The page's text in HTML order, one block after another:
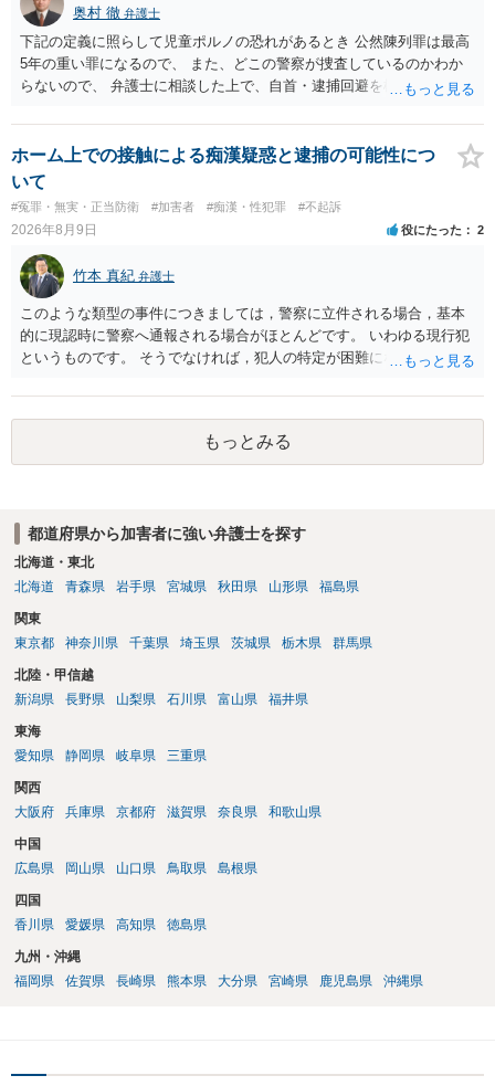
奥村 徹 弁護士
下記の定義に照らして児童ポルノの恐れがあるとき 公然陳列罪は最高
5年の重い罪になるので、 また、どこの警察が捜査しているのかわか
らないので、 弁護士に相談した上で、自首・逮捕回避を検討して下さ
童の性的な部位（性器等若しくはその周辺部、臀でん部又は胸部をい
う。）が露出され又は強調されているものであり、かつ、性欲を興奮
させ又は刺激するもの
ホーム上での接触による痴漢疑惑と逮捕の可能性につ
いて
#冤罪・無実・正当防衛 #加害者 #痴漢・性犯罪 #不起訴
2026年8月9日 役にたった 2
竹本 真紀 弁護士
このような類型の事件につきましては，警察に立件される場合，基本
的に現認時に警察へ通報される場合がほとんどです。 いわゆる現行犯
というものです。 そうでなければ，犯人の特定が困難になってしまい
（事件性）とともに，誰の行為かの判断がされる（犯人性）が必要な
のですが，現認時に警察が臨場できる場合以外は，基本的に犯人性を
特定することができません。もちろん，常習性が顕著で，既に前科を
有していて警察に把握されていれば別ですが，そのような方は，この
握されていることがありませんので，犯人性が特定されることはあり
ません。したがって，自分が犯人であるとされることはないのです。
ですから，相談者の場合は，大丈夫です。安心してください。それで
れば，酔っていて偶然の出来事か，意図的に偶然を装うように触った
のかは，わかります。触る瞬間ではなくて，触るまでの状況の方が重
要です。酔っていてふらついていたのであれば，そのときだけふらつ
くなるわけではありません。ですから，本件では，意図的だと疑われ
ることはないと思います。その雰囲気は，当たってしまった女性にも
伝わっていたのでしょう。ですから大丈夫です。なお，故意は，主観
人の話（故意を否認する話）が実際の状況と矛盾しないかだけの話で
す。 ②について 犯人性が特定できませんから，逮捕や呼出の可能性は
ないと思います。 ③について ②がないので，③はそもそもないことが
前提なので，期間も考えなくて大丈夫です。 というわけで，本件は大
をつけてくださいね。それが一番大事です。
もっとみる
都道府県から加害者に強い弁護士を探す
北海道・東北
北海道
青森県 岩手県 宮城県 秋田県 山形県 福島県
関東
東京都
神奈川県 千葉県 埼玉県 茨城県 栃木県 群馬県
北陸・甲信越
新潟県
長野県 山梨県 石川県 富山県 福井県
東海
愛知県
静岡県 岐阜県 三重県
関西
大阪府
兵庫県 京都府 滋賀県 奈良県 和歌山県
中国
広島県
岡山県 山口県 鳥取県 島根県
四国
香川県
愛媛県 高知県 徳島県
九州・沖縄
福岡県
佐賀県 長崎県 熊本県 大分県 宮崎県 鹿児島県 沖縄県